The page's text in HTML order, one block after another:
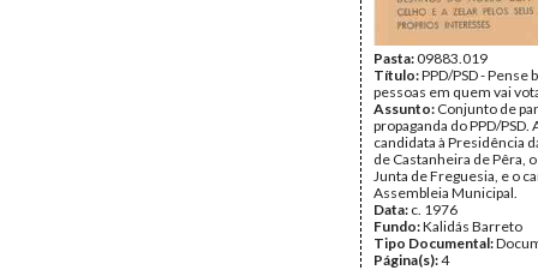
Pasta:09883.019
Título:PPD/PSD - Pense
pessoas em quem vai
Assunto: Conjunto de
propaganda do PPD/PSD.
candidata à Presidência
de Castanheira de Pêra,
Junta de Freguesia, e o
Assembleia Municipal.
Data: c. 1976
Fundo:Kalidás Barreto
Tipo Documental:
Página(s):4